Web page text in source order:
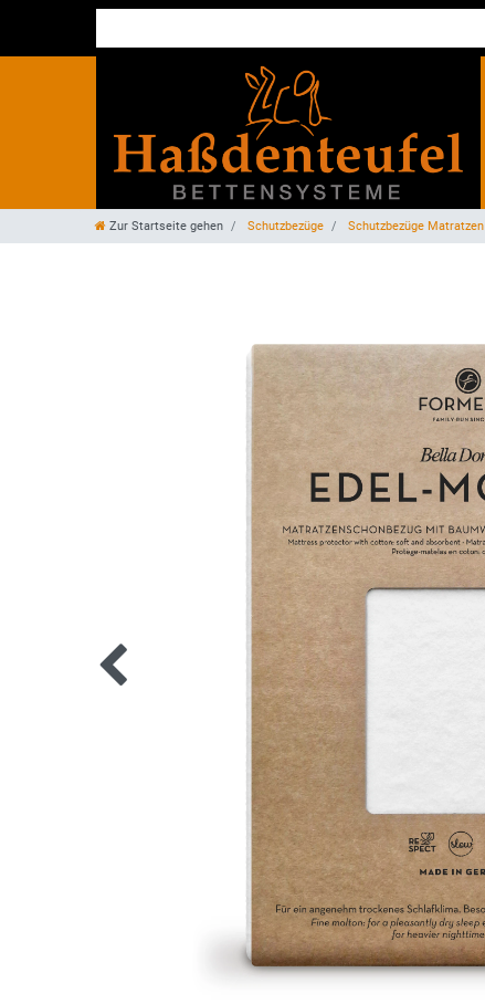
Zur Startseite gehen Schutzbezüge Schutzbezüge Matratzen